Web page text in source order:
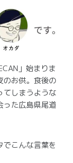
」始まりま
のお供。食後の
てしまうような
った広島県尾道
こんな言葉を